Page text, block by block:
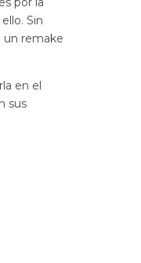
Sin
un remake
en el
sus